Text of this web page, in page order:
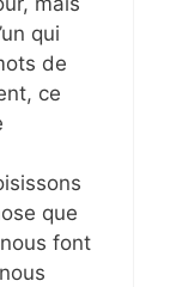
qui
de
ce
que
font